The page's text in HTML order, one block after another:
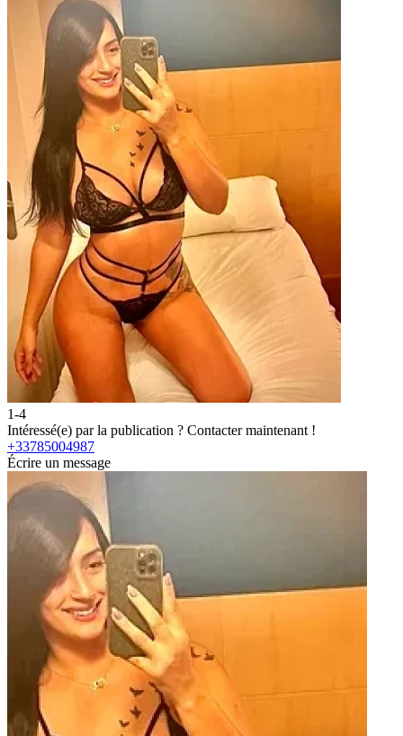
1-4
Intéressé(e) par la publication ? Contacter maintenant !
+33785004987
Écrire un message